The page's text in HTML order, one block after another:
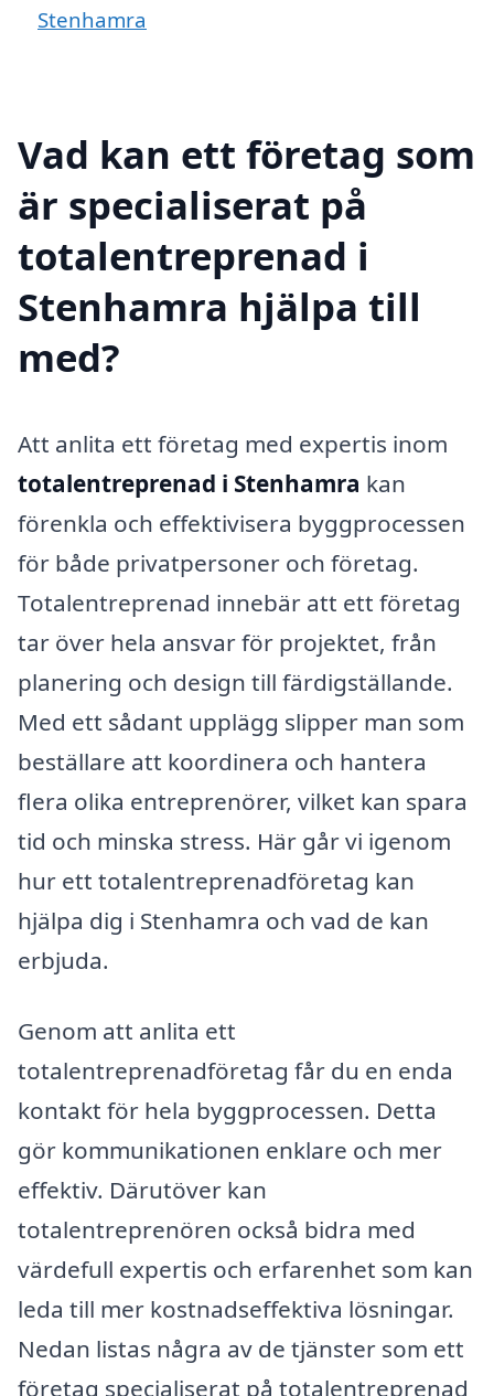
Stenhamra
Vad kan ett företag som
är specialiserat på
totalentreprenad i
Stenhamra hjälpa till
med?
Att anlita ett företag med expertis inom
totalentreprenad i Stenhamra kan
förenkla och effektivisera byggprocessen
för både privatpersoner och företag.
Totalentreprenad innebär att ett företag
tar över hela ansvar för projektet, från
planering och design till färdigställande.
Med ett sådant upplägg slipper man som
beställare att koordinera och hantera
flera olika entreprenörer, vilket kan spara
tid och minska stress. Här går vi igenom
hur ett totalentreprenadföretag kan
hjälpa dig i Stenhamra och vad de kan
erbjuda.
Genom att anlita ett
totalentreprenadföretag får du en enda
kontakt för hela byggprocessen. Detta
gör kommunikationen enklare och mer
effektiv. Därutöver kan
totalentreprenören också bidra med
värdefull expertis och erfarenhet som kan
leda till mer kostnadseffektiva lösningar.
Nedan listas några av de tjänster som ett
företag specialiserat på totalentreprenad